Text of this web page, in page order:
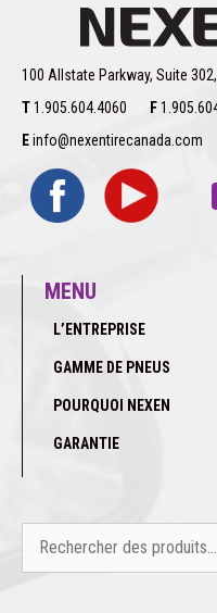
100 Allstate Parkway, Suite
T1.905.604.4060 F
Einfo@nexentirecanada.com
MENU
L’ENTREPRISE
GAMME DE PNEUS
POURQUOI NEXEN
GARANTIE